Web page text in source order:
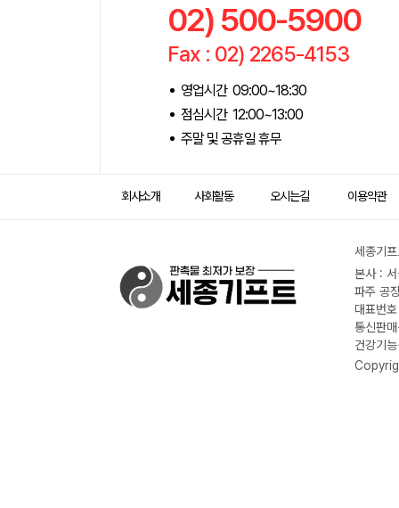
02) 500-5900
Fax : 02) 2265-4153
영업시간 09:00~18:30
점심시간 12:00~13:00
주말 및 공휴일 휴무
회사소개 사회활동 오시는길 이용약관
세종기
본사 :
파주 공
대표번
통신판
건강기